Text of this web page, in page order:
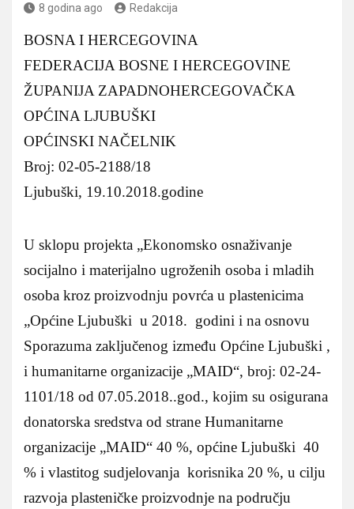
8 godina ago Redakcija
BOSNA I HERCEGOVINA
FEDERACIJA BOSNE I HERCEGOVINE
ŽUPANIJA ZAPADNOHERCEGOVAČKA
OPĆINA LJUBUŠKI
OPĆINSKI NAČELNIK
Broj: 02-05-2188/18
Ljubuški, 19.10.2018.godine
U sklopu projekta „Ekonomsko osnaživanje
socijalno i materijalno ugroženih osoba i mladih
osoba kroz proizvodnju povrća u plastenicima
„Općine Ljubuški u 2018. godini i na osnovu
Sporazuma zaključenog između Općine Ljubuški ,
i humanitarne organizacije „MAID“, broj: 02-24-
1101/18 od 07.05.2018..god., kojim su osigurana
donatorska sredstva od strane Humanitarne
organizacije „MAID“ 40 %, općine Ljubuški 40
% i vlastitog sudjelovanja korisnika 20 %, u cilju
razvoja plasteničke proizvodnje na području